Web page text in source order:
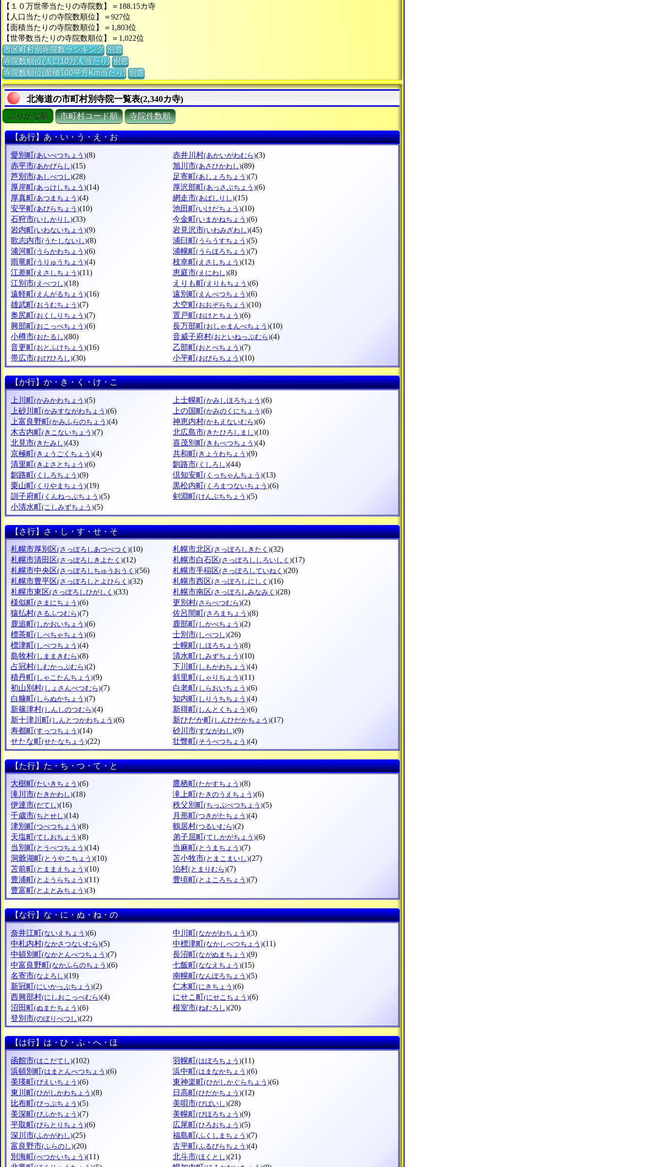
【１０万世帯当たりの寺院数】＝188.15カ寺
【人口当たりの寺院数順位】＝927位
【面積当たりの寺院数順位】＝1,803位
【世帯数当たりの寺院数順位】＝1,022位
市区町村別寺院数ランキング 別窓
寺院数順位(人口10万人当たり) 別窓
寺院数順位(面積100平方Km当たり) 別窓
北海道の市町村別寺院一覧表(2,340カ寺)
ぶりがな順 市町村コード順 寺院件数順
【あ行】あ・い・う・え・お
愛別町(あいべつちょう)(8) 赤井川村(あかいがわむら)(3)
赤平市(あかびらし)(15) 旭川市(あさひかわし)(89)
芦別市(あしべつし)(28) 足寄町(あしょろちょう)(7)
厚岸町(あっけしちょう)(14) 厚沢部町(あっさぶちょう)(6)
厚真町(あつまちょう)(4) 網走市(あばしりし)(15)
安平町(あびらちょう)(10) 池田町(いけだちょう)(10)
石狩市(いしかりし)(33) 今金町(いまかねちょう)(6)
岩内町(いわないちょう)(9) 岩見沢市(いわみざわし)(45)
歌志内市(うたしないし)(8) 浦臼町(うらうすちょう)(5)
浦河町(うらかわちょう)(6) 浦幌町(うらほろちょう)(7)
雨竜町(うりゅうちょう)(4) 枝幸町(えさしちょう)(12)
江差町(えさしちょう)(11) 恵庭市(えにわし)(8)
江別市(えべつし)(18) えりも町(えりもちょう)(6)
遠軽町(えんがるちょう)(16) 遠別町(えんべつちょう)(6)
雄武町(おうむちょう)(7) 大空町(おおぞらちょう)(10)
奥尻町(おくしりちょう)(7) 置戸町(おけとちょう)(6)
興部町(おこっぺちょう)(6) 長万部町(おしゃまんべちょう)(10)
小樽市(おたるし)(80) 音威子府村(おといねっぷむら)(4)
音更町(おとふけちょう)(16) 乙部町(おとべちょう)(7)
帯広市(おびひろし)(30) 小平町(おびらちょう)(10)
【か行】か・き・く・け・こ
上川町(かみかわちょう)(5) 上士幌町(かみしほろちょう)(6)
上砂川町(かみすながわちょう)(6) 上の国町(かみのくにちょう)(6)
上富良野町(かみふらのちょう)(4) 神恵内村(かもえないむら)(6)
木古内町(きこないちょう)(7) 北広島市(きたひろしまし)(10)
北見市(きたみし)(43) 喜茂別町(きもべつちょう)(4)
京極町(きょうごくちょう)(4) 共和町(きょうわちょう)(9)
清里町(きよさとちょう)(6) 釧路市(くしろし)(44)
釧路町(くしろちょう)(9) 倶知安町(くっちゃんちょう)(13)
栗山町(くりやまちょう)(19) 黒松内町(くろまつないちょう)(6)
訓子府町(くんねっぷちょう)(5) 剣淵町(けんぶちちょう)(5)
小清水町(こしみずちょう)(5)
【さ行】さ・し・す・せ・そ
札幌市厚別区(さっぽろしあつべつく)(10) 札幌市北区(さっぽろしきたく)(32)
札幌市清田区(さっぽろしきよたく)(12) 札幌市白石区(さっぽろししろいしく)(17)
札幌市中央区(さっぽろしちゅうおうく)(56) 札幌市手稲区(さっぽろしていねく)(20)
札幌市豊平区(さっぽろしとよひらく)(32) 札幌市西区(さっぽろしにしく)(16)
札幌市東区(さっぽろしひがしく)(33) 札幌市南区(さっぽろしみなみく)(28)
様似町(さまにちょう)(6) 更別村(さらべつむら)(2)
猿払村(さるふつむら)(7) 佐呂間町(さろまちょう)(8)
鹿追町(しかおいちょう)(6) 鹿部町(しかべちょう)(2)
標茶町(しべちゃちょう)(6) 士別市(しべつし)(26)
標津町(しべつちょう)(4) 士幌町(しほろちょう)(8)
島牧村(しままきむら)(8) 清水町(しみずちょう)(10)
占冠村(しむかっぷむら)(2) 下川町(しもかわちょう)(4)
積丹町(しゃこたんちょう)(9) 斜里町(しゃりちょう)(11)
初山別村(しょさんべつむら)(7) 白老町(しらおいちょう)(6)
白糠町(しらぬかちょう)(7) 知内町(しりうちちょう)(4)
新篠津村(しんしのつむら)(4) 新得町(しんとくちょう)(6)
新十津川町(しんとつかわちょう)(6) 新ひだか町(しんひだかちょう)(17)
寿都町(すっつちょう)(14) 砂川市(すながわし)(9)
せたな町(せたなちょう)(22) 壮瞥町(そうべつちょう)(4)
【た行】た・ち・つ・て・と
大樹町(たいきちょう)(6) 鷹栖町(たかすちょう)(8)
滝川市(たきかわし)(18) 滝上町(たきのうえちょう)(6)
伊達市(だてし)(16) 秩父別町(ちっぷべつちょう)(5)
千歳市(ちとせし)(14) 月形町(つきがたちょう)(4)
津別町(つべつちょう)(8) 鶴居村(つるいむら)(2)
天塩町(てしおちょう)(8) 弟子屈町(てしかがちょう)(6)
当別町(とうべつちょう)(14) 当麻町(とうまちょう)(7)
洞爺湖町(とうやこちょう)(10) 苫小牧市(とまこまいし)(27)
苫前町(とままえちょう)(10) 泊村(とまりむら)(7)
豊浦町(とようらちょう)(11) 豊頃町(とよころちょう)(7)
豊富町(とよとみちょう)(3)
【な行】な・に・ぬ・ね・の
奈井江町(ないえちょう)(6) 中川町(なかがわちょう)(3)
中札内村(なかさつないむら)(5) 中標津町(なかしべつちょう)(11)
中頓別町(なかとんべつちょう)(7) 長沼町(ながぬまちょう)(9)
中富良野町(なかふらのちょう)(6) 七飯町(ななえちょう)(15)
名寄市(なよろし)(19) 南幌町(なんぽろちょう)(5)
新冠町(にいかっぷちょう)(2) 仁木町(にきちょう)(6)
西興部村(にしおこっぺむら)(4) にせこ町(にせこちょう)(6)
沼田町(ぬまたちょう)(6) 根室市(ねむろし)(20)
登別市(のぼりべつし)(22)
【は行】は・ひ・ふ・へ・ほ
函館市(はこだてし)(102) 羽幌町(はぼろちょう)(11)
浜頓別町(はまとんべつちょう)(6) 浜中町(はまなかちょう)(6)
美瑛町(びえいちょう)(6) 東神楽町(ひがしかぐらちょう)(6)
東川町(ひがしかわちょう)(8) 日高町(ひだかちょう)(12)
比布町(ぴっぷちょう)(5) 美唄市(びばいし)(28)
美深町(びふかちょう)(7) 美幌町(びほろちょう)(9)
平取町(びらとりちょう)(6) 広尾町(ひろおちょう)(5)
深川市(ふかがわし)(25) 福島町(ふくしまちょう)(7)
富良野市(ふらのし)(20) 古平町(ふるびらちょう)(4)
別海町(べつかいちょう)(11) 北斗市(ほくとし)(21)